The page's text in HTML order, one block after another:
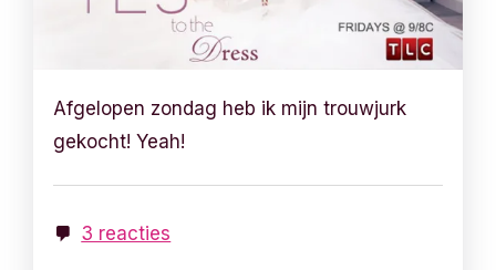
Afgelopen zondag heb ik mijn trouwjurk
gekocht! Yeah!
3 reacties